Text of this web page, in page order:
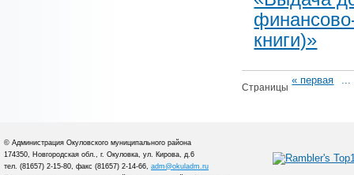
книги)»
Страницы
« первая ...
© Администрация Окуловского муниципального района
174350, Новгородская обл., г. Окуловка, ул. Кирова, д.6
тел. (81657) 2-15-80, факс (81657) 2-14-66, adm@okuladm.ru